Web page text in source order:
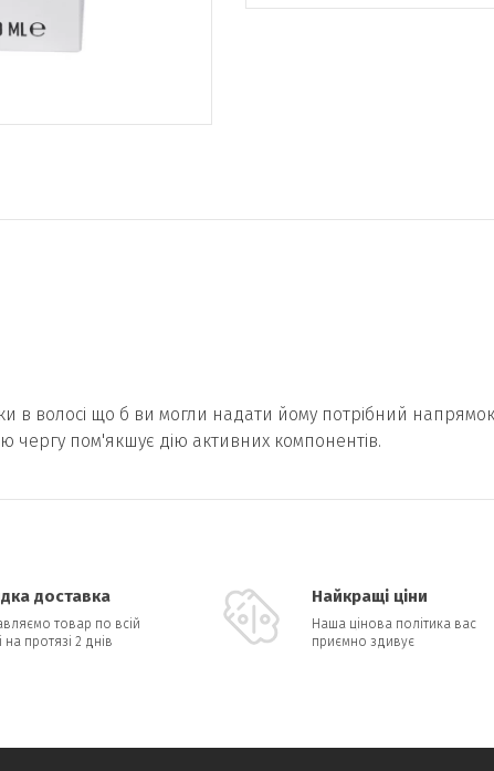
в волосі що б ви могли надати йому потрібний
чергу пом'якшує дію активних компонентів.
доставка
товар по всій
на протязі 2 днів
Найкращі ціни
Наша цінова політика вас
приємно здивує